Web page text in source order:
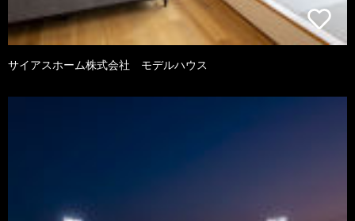
サイアスホーム株式会社 モデルハウス